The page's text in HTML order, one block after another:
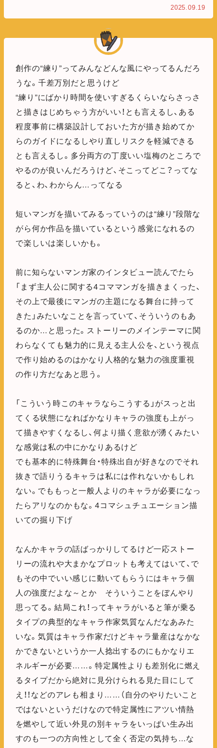
2025.09.19
創作の“練り”ってみんなどんな風にやってるんだろ
うな。千差万別だと思うけど
“練り”にばかり時間を使いすぎるくらいならさっさ
と描きはじめちゃう方がいい！とも言えるし、ある
程度事前に構築設計しておいた方が描き始めてか
らのガイドになるしやり直しリスクを軽減できる
とも言えるし。多分両方の丁度いい塩梅のところで
やるのが良いんだろうけど、そこってどこ？ってな
ると、わ、わからん…ってなる
短いマンガを描いてみるっていうのは“練り”段階な
がら何か作品を描いているという感覚になれるの
で楽しいは楽しいかも。
前に知らないマンガ家のインタビュー読んでたら
「まず主人公に関する4コママンガを描きまくった、
その上で最後にマンガの主題になる舞台に持って
きた」みたいなことを言っていて、そういうのもあ
るのか…と思った。ストーリーのメインテーマに関
わらなくても魅力的に見える主人公を、という視点
で作り始めるのはかなり人格的な魅力の強度重視
の作り方だなあと思う。
「こういう時このキャラならこうする」がスっと出
てくる状態になればかなりキャラの強度も上がっ
て描きやすくなるし、何より描く意欲が湧くみたい
な感覚は私の中にかなりあるけど
でも基本的に特殊舞台・特殊出自が好きなのでそれ
抜きで語りうるキャラは私には作れないかもしれ
ない。でももっと一般人よりのキャラが必要になっ
たらアリなのかもな。4コマシュチュエーション描
いての掘り下げ
なんかキャラの話ばっかりしてるけど一応ストー
リーの流れや大まかなプロットも考えてはいて、で
もその中でいい感じに動いてもらうにはキャラ個
人の強度だよな～とか そういうことをぼんやり
思ってる。結局これ！ってキャラがいると筆が乗る
タイプの典型的なキャラ作家気質なんだなあみた
いな。気質はキャラ作家だけどキャラ量産はなかな
かできないというか一人捻出するのにもかなりエ
ネルギーが必要……。特定属性よりも差別化に燃え
るタイプだから絶対に見分けられる見た目にして
え！！などのアレも相まり……（自分のやりたいこと
ではないというだけなので特定属性にアツい情熱
を燃やして近い外見の別キャラをいっぱい生み出
すのも一つの方向性として全く否定の気持ち…な